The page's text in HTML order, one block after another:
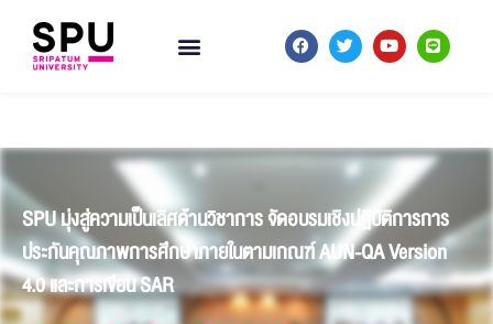
SPU มุ่งสู่ความเป็นเลิศด้านวิชาการ จัดอบรมเชิงปฎิบัติการการ
ประกันคุณภาพการศึกษาภายในตามเกณฑ์ AUN-QA Version
4.0 และการเขียน SAR